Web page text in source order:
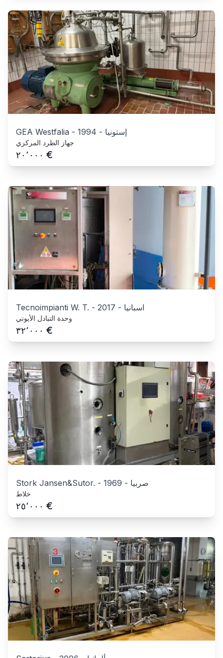
GEA Westfalia - 1994 - إستونيا
جهاز الطرد المركزي
٢٠٬٠٠٠ €
Tecnoimpianti W. T. - 2017 - اسبانيا
وحدة التبادل الأيوني
٣٢٬٠٠٠ €
Stork Jansen&Sutor. - 1969 - صربيا
خلاط
٢٥٬٠٠٠ €